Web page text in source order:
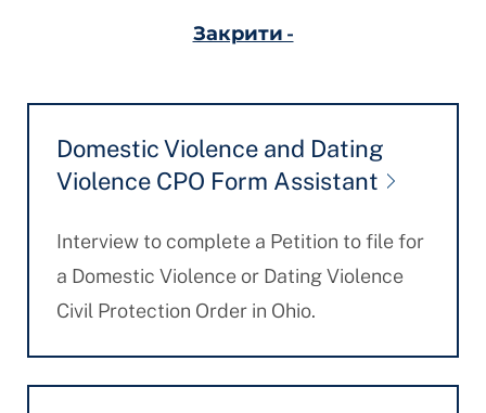
Закрити -
Domestic Violence and Dating
Violence CPO Form Assistant
Interview to complete a Petition to file for
a Domestic Violence or Dating Violence
Civil Protection Order in Ohio.